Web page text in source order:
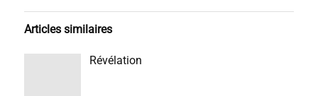
Articles similaires
Révélation